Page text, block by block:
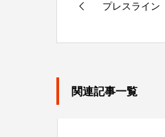
プレスライン
関連記事一覧